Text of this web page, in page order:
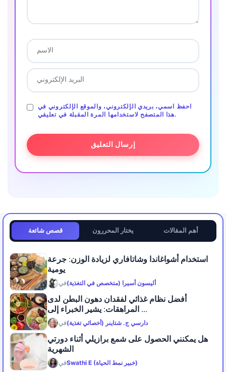
احفظ اسمي، بريدي الإلكتروني، والموقع الإلكتروني في
هذا المتصفح لاستخدامها المرة المقبلة في تعليقي.
قصص شائعة يختار المحررون أهم المقالات
استخدام أشواغاندا وشاتافاري لزيادة الوزن: جرعة
يومية
فيأليسون أسيرا (متخصص في التغذية)
أفضل نظام غذائي لفقدان دهون البطن لدى
المراهقات: يشير الخبراء إلى ...
فيدارسي ج. شتاينر (أخصائي تغذية)
هل يمكنني الحصول على شمع برازيلي أثناء دورتي
الشهرية
في Swathi E (خبير نمط الحياة)